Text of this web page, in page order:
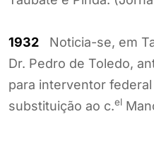
1932 Noticia-se, em
Dr. Pedro de Toledo,
para interventor
substituição ao c.el